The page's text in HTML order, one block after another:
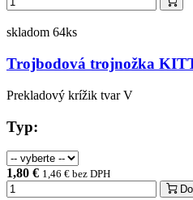
skladom 64ks
Trojbodová trojnožka
Prekladový krížik tvar V
Typ:
1,80 € 1,46 € bez DPH